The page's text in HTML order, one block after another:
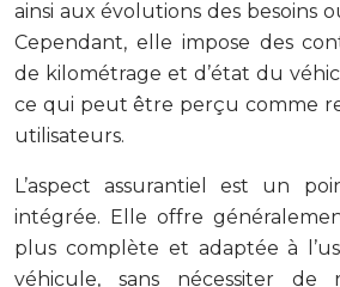
ainsi aux évolutions des besoins
Cependant, elle impose des
de kilométrage et d’état du
ce qui peut être perçu comme
utilisateurs.
L’aspect assurantiel est un
intégrée. Elle offre
plus complète et adaptée à
véhicule, sans nécessiter de